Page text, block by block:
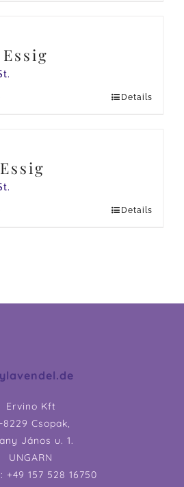
Details
Details
Ervino Kft
8229 Csopak,
János u. 1.
UNGARN
+49 157 528 16750